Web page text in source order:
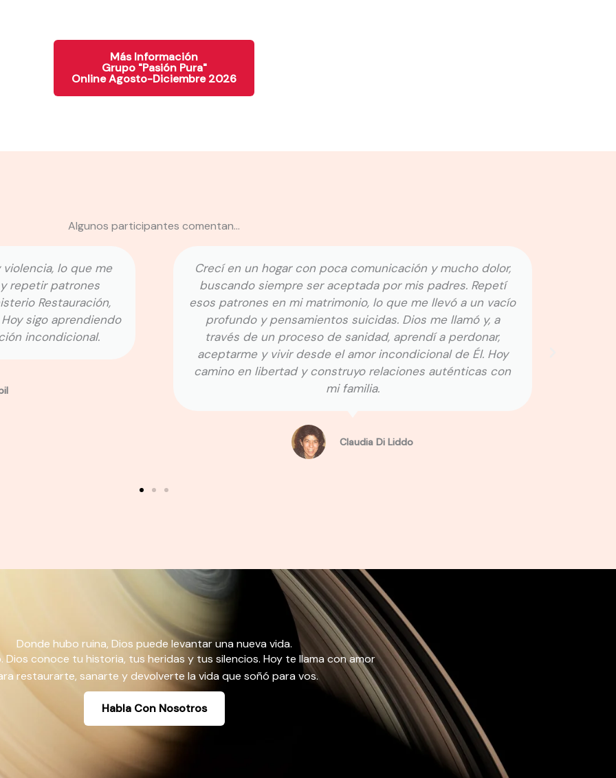
Más Información
Grupo "Pasión Pura"
Online Agosto-Diciembre 2026
Algunos participantes comentan...
con poca comunicación y mucho dolor,
ser aceptada por mis padres. Repetí
mi matrimonio, lo que me llevó a un vacío
suicidas. Dios me llamó y, a
proceso de sanidad, aprendí a perdonar,
desde el amor incondicional de Él. Hoy
y construyo relaciones auténticas con
Gracias a un encuentro con Jesús y al proceso de
en el Ministerio Restauración, aprendí a perdonar,
culpa y recibir el amor de Dios. Hoy puedo vivir en
comparto mi testimonio para que sepas que, sin
dolor, Dios puede restaurarte y darte esperanza.
Donde hubo ruina, Dios puede levantar una nueva vida.
Dios conoce tu historia, tus heridas y tus silencios. Hoy te llama con amor
restaurarte, sanarte y devolverte la vida que soñó para vos.
Habla Con Nosotros